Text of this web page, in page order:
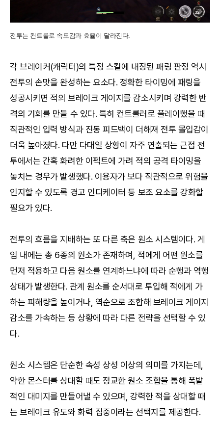
전투는 컨트롤로 속도감과 효율이 달라진다.
각 브레이커(캐릭터)의 특정 스킬에 내장된 패링 판정 역시
전투의 손맛을 완성하는 요소다. 정확한 타이밍에 패링을
성공시키면 적의 브레이크 게이지를 감소시키며 강력한 반
격의 기회를 만들 수 있다. 특히 컨트롤러로 플레이했을 때
직관적인 입력 방식과 진동 피드백이 더해져 전투 몰입감이
더욱 높아졌다. 다만 다대일 상황이 자주 연출되는 근접 전
투에서는 간혹 화려한 이펙트에 가려 적의 공격 타이밍을
놓치는 경우가 발생했다. 이용자가 보다 직관적으로 위험을
인지할 수 있도록 경고 인디케이터 등 보조 요소를 강화할
필요가 있다.
전투의 흐름을 지배하는 또 다른 축은 원소 시스템이다. 게
임 내에는 총 6종의 원소가 존재하며, 적에게 어떤 원소를
먼저 적용하고 다음 원소를 연계하느냐에 따라 순행과 역행
상태가 발생한다. 관계 원소를 순서대로 투입해 적에게 가
하는 피해량을 높이거나, 역순으로 조합해 브레이크 게이지
감소를 가속하는 등 상황에 따라 다른 전략을 선택할 수 있
다.
원소 시스템은 단순한 속성 상성 이상의 의미를 가지는데,
약한 몬스터를 상대할 때도 정교한 원소 조합을 통해 폭발
적인 대미지를 만들어낼 수 있으며, 강력한 적을 상대할 때
는 브레이크 유도와 화력 집중이라는 선택지를 제공한다.